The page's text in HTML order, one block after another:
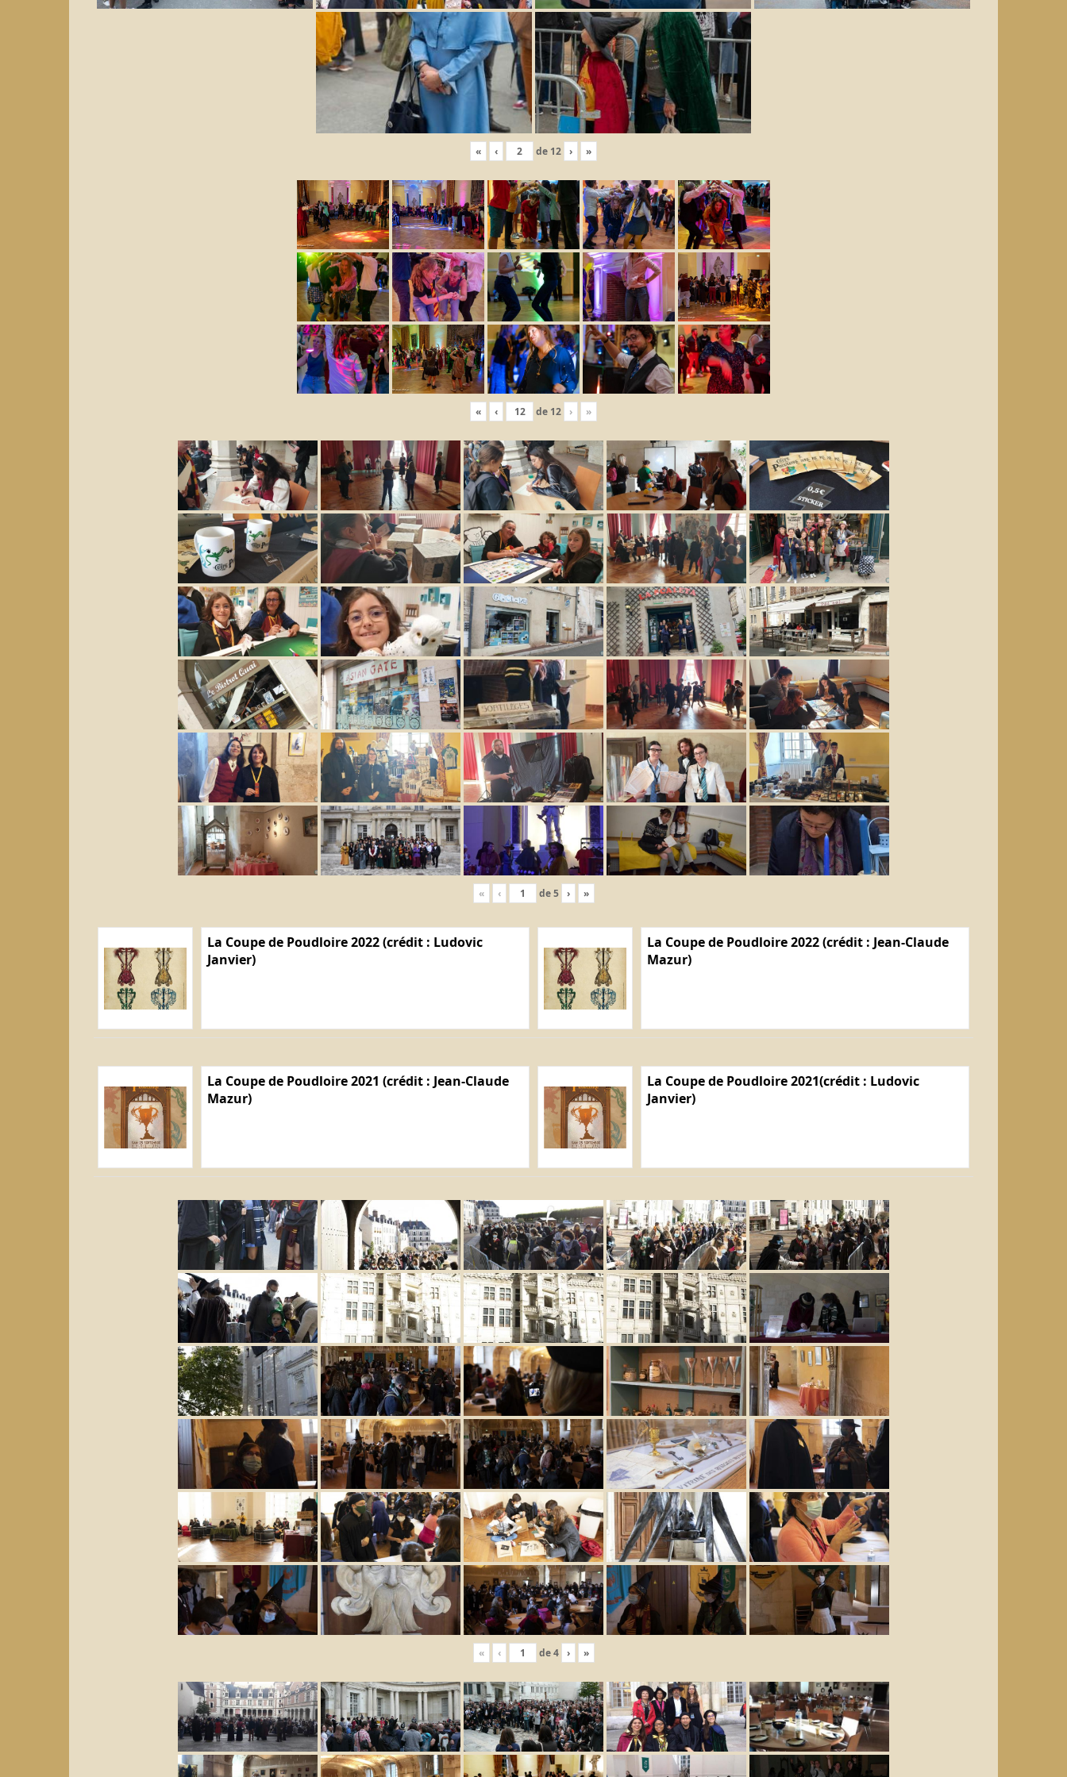
« ‹ de 12 › »
« ‹ de 12 › »
« ‹ de5 › »
La Coupe de Poudloire 2022 (crédit : Ludovic
Janvier)
La Coupe de Poudloire 2022 (crédit : Jean-Claude
Mazur)
La Coupe de Poudloire 2021 (crédit : Jean-Claude
Mazur)
La Coupe de Poudloire 2021(crédit : Ludovic
Janvier)
« ‹ de4 › »